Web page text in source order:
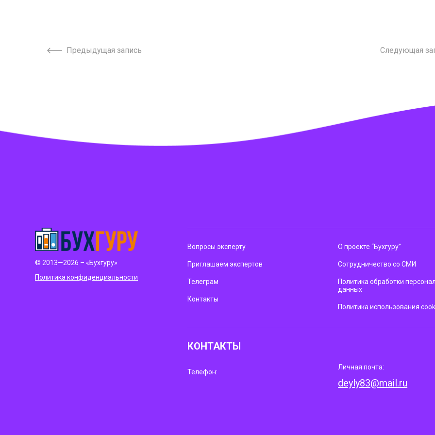
Предыдущая запись Следующая
© 2013—2026 – «Бухгуру»
Политика конфиденциальности
Вопросы эксперту
Приглашаем экспертов
Телеграм
Контакты
О проекте “Бухгуру”
Сотрудничество со СМИ
Политика обработки
данных
Политика использования
КОНТАКТЫ
Телефон:
Личная почта:
deyly83@mail.ru